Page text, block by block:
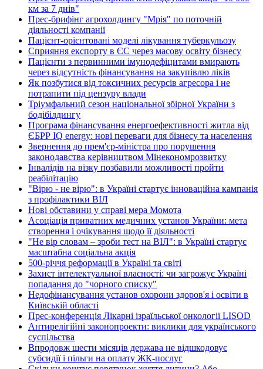
км за 7 днів"
Прес-брифінг агрохолдингу "Мрія" по поточній
діяльності компанії
Пацієнт-орієнтовані моделі лікування туберкульозу
Сприяння експорту в ЄС через масову освіту бізнесу
Пацієнти з первинними імунодефіцитами вмирають
через відсутність фінансування на закупівлю ліків
Як позбутися від токсичних ресурсів агресора і не
потрапити під цензуру влади
Тріумфальний сезон національної збірної України з
бодібілдингу
Програма фінансування енергоефективності житла від
ЄБРР IQ energy: нові переваги для бізнесу та населення
Звернення до прем'єр-міністра про порушення
законодавства керівництвом Мінекономрозвитку
Інвалідів на візку позбавили можливості пройти
реабілітацію
"Вірю - не вірю": в Україні стартує інноваційна кампанія
з профілактики ВІЛ
Нові обставини у справі мера Момота
Асоціація приватних медичних установ України: мета
створення і очікування щодо її діяльності
"Не вір словам – зроби тест на ВІЛ": в Україні стартує
масштабна соціальна акція
500-річчя реформації в Україні та світі
Захист інтелектуальної власності: чи загрожує Україні
попадання до "чорного списку"
Недофінансування установ охорони здоров'я і освіти в
Київській області
Прес-конференція Лікарні ізраїльської онкології LISOD
Антирелігійні законопроекти: виклики для українського
суспільства
Впродовж шести місяців держава не відшкодовує
субсидії і пільги на оплату ЖК-послуг